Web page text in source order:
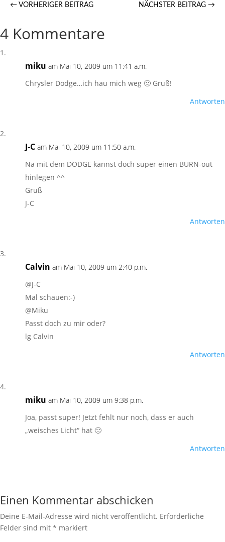
← VORHERIGER BEITRAG NÄCHSTER BEITRAG →
4 Kommentare
miku am Mai 10, 2009 um 11:41 a.m.
Chrysler Dodge…ich hau mich weg 🙂 Gruß!
Antworten
J-C am Mai 10, 2009 um 11:50 a.m.
Na mit dem DODGE kannst doch super einen BURN-out
hinlegen ^^
Gruß
J-C
Antworten
Calvin am Mai 10, 2009 um 2:40 p.m.
@J-C
Mal schauen:-)
@Miku
Passt doch zu mir oder?
lg Calvin
Antworten
miku am Mai 10, 2009 um 9:38 p.m.
Joa, passt super! Jetzt fehlt nur noch, dass er auch
„weisches Licht“ hat 🙂
Antworten
Einen Kommentar abschicken
Deine E-Mail-Adresse wird nicht veröffentlicht. Erforderliche
Felder sind mit * markiert